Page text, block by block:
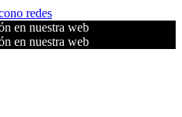
en nuestra web
en nuestra web